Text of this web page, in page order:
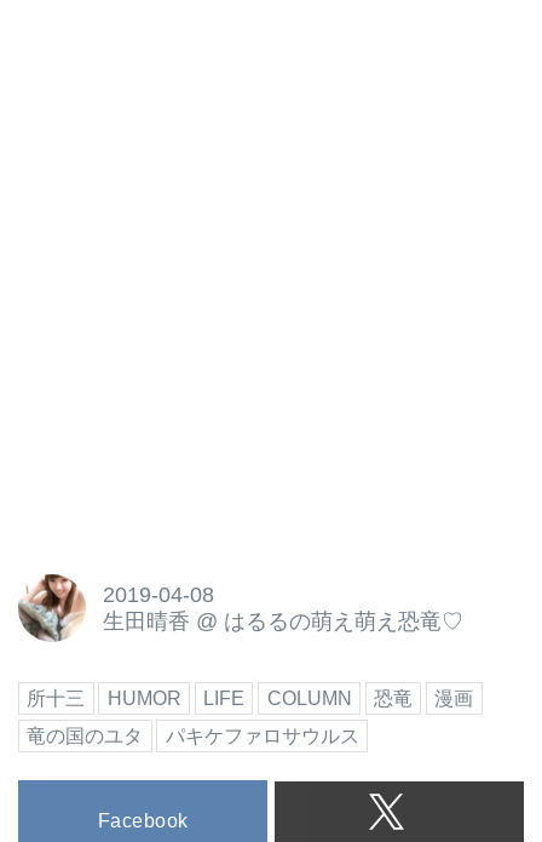
2019-04-08
生田晴香 @ はるるの萌え萌え恐竜♡
所十三 HUMOR LIFE COLUMN 恐竜
漫画
竜の国のユタ
パキケファロサウルス
Facebook